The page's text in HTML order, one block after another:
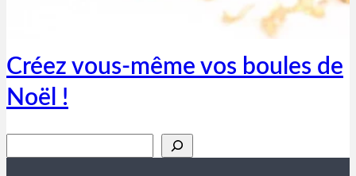
Créez vous-même vos boules de
Noël !